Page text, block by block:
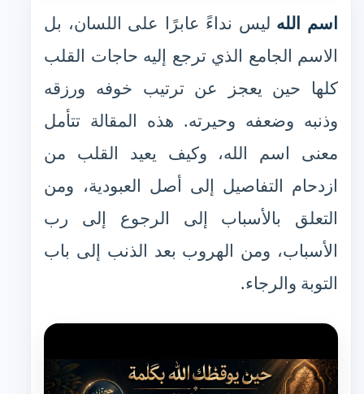
اسم الله ليس نداءً عابرًا على اللسان، بل
الاسم الجامع الذي ترجع إليه حاجات القلب
كلها حين يعجز عن ترتيب خوفه ورزقه
وذنبه وضعفه وحيرته. هذه المقالة تتأمل
معنى اسم الله، وكيف يعيد القلب من
ازدحام التفاصيل إلى أصل العبودية، ومن
التعلق بالأسباب إلى الرجوع إلى رب
الأسباب، ومن الهروب بعد الذنب إلى باب
التوبة والرجاء.